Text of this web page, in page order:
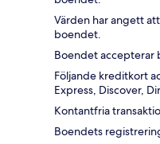
Värden har angett
boendet.
Boendet accepterar
Följande kreditkort
Express, Discover,
Kontantfria
Boendets